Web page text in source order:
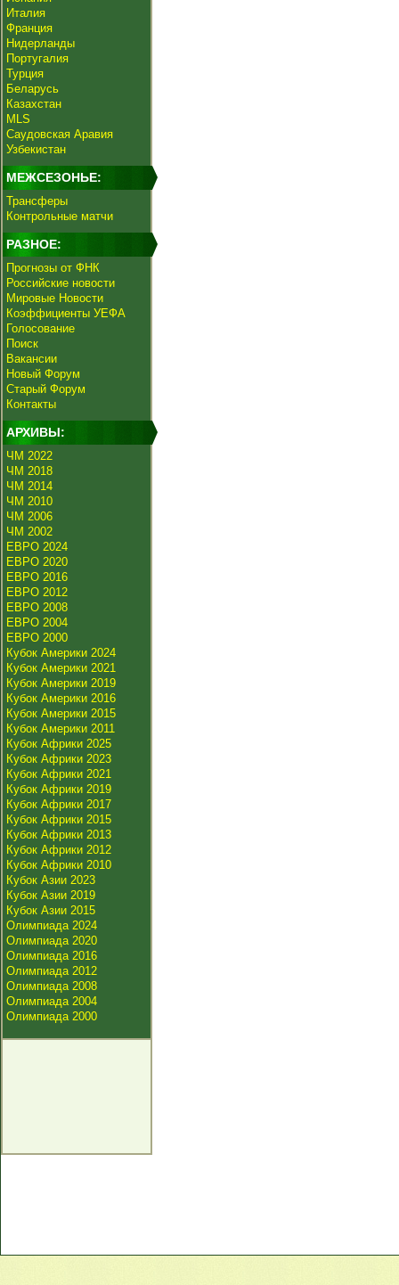
Италия
Франция
Нидерланды
Португалия
Турция
Беларусь
Казахстан
MLS
Саудовская Аравия
Узбекистан
МЕЖСЕЗОНЬЕ:
Трансферы
Контрольные матчи
РАЗНОЕ:
Прогнозы от ФНК
Российские новости
Мировые Новости
Коэффициенты УЕФА
Голосование
Поиск
Вакансии
Новый Форум
Старый Форум
Контакты
АРХИВЫ:
ЧМ 2022
ЧМ 2018
ЧМ 2014
ЧМ 2010
ЧМ 2006
ЧМ 2002
ЕВРО 2024
ЕВРО 2020
ЕВРО 2016
ЕВРО 2012
ЕВРО 2008
ЕВРО 2004
ЕВРО 2000
Кубок Америки 2024
Кубок Америки 2021
Кубок Америки 2019
Кубок Америки 2016
Кубок Америки 2015
Кубок Америки 2011
Кубок Африки 2025
Кубок Африки 2023
Кубок Африки 2021
Кубок Африки 2019
Кубок Африки 2017
Кубок Африки 2015
Кубок Африки 2013
Кубок Африки 2012
Кубок Африки 2010
Кубок Азии 2023
Кубок Азии 2019
Кубок Азии 2015
Олимпиада 2024
Олимпиада 2020
Олимпиада 2016
Олимпиада 2012
Олимпиада 2008
Олимпиада 2004
Олимпиада 2000